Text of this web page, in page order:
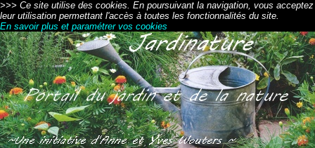
>>> Ce site utilise des cookies. En poursuivant la navigation, vous acceptez
leur utilisation permettant l'accès à toutes les fonctionnalités du site.
En savoir plus et paramétrer vos cookies